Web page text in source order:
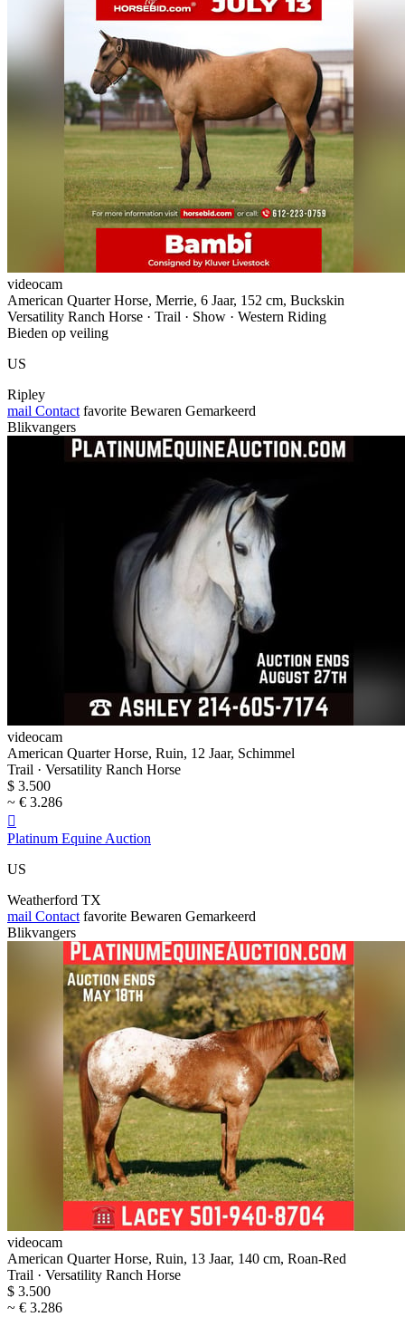
videocam
American Quarter Horse, Merrie, 6 Jaar, 152 cm, Buckskin
Versatility Ranch Horse · Trail · Show · Western Riding
Bieden op veiling
US
Ripley
mail Contact favorite Bewaren Gemarkeerd
Blikvangers
videocam
American Quarter Horse, Ruin, 12 Jaar, Schimmel
Trail · Versatility Ranch Horse
$ 3.500
~ € 3.286

Platinum Equine Auction
US
Weatherford TX
mail Contact favorite Bewaren Gemarkeerd
Blikvangers
videocam
American Quarter Horse, Ruin, 13 Jaar, 140 cm, Roan-Red
Trail · Versatility Ranch Horse
$ 3.500
~ € 3.286